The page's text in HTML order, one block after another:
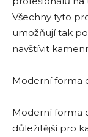
Všechny tyto
umožňují tak
navštívit
Moderní forma
Moderní forma
důležitější pro